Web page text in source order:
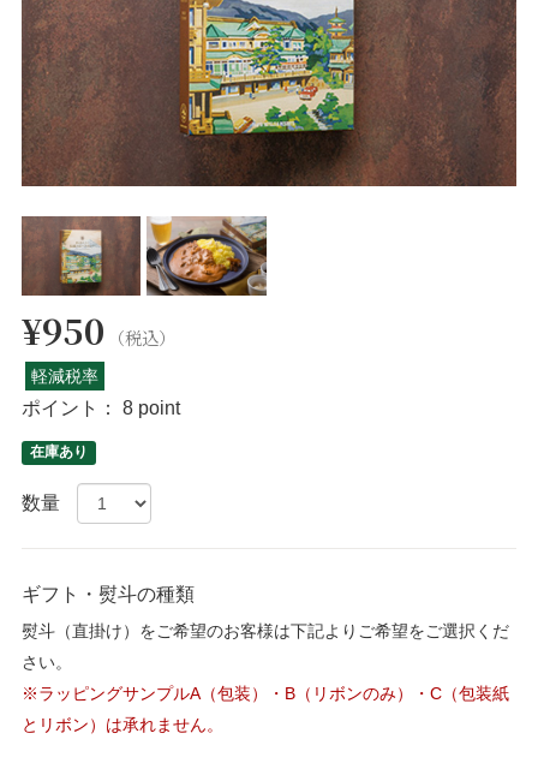
¥950 （税込）
軽減税率
ポイント： 8 point
在庫あり
数量
ギフト・熨斗の種類
熨斗（直掛け）をご希望のお客様は下記よりご希望をご選択くだ
さい。
※ラッピングサンプルA（包装）・B（リボンのみ）・C（包装紙
とリボン）は承れません。